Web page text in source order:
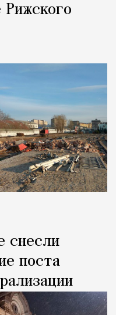
Рижского
снесли
поста